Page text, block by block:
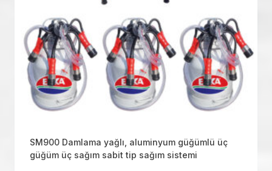
SM900 Damlama yağlı, aluminyum güğümlü üç
güğüm üç sağım sabit tip sağım sistemi